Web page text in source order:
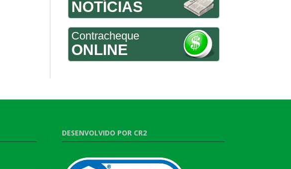
NOTÍCIAS
Contracheque
ONLINE
DESENVOLVIDO POR CR2